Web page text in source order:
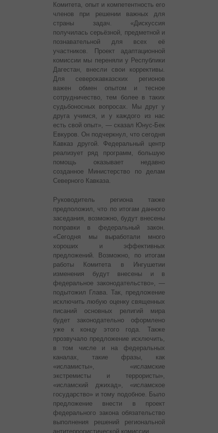
Комитета, опыт и компетентность его
членов при решении важных для
страны задач. «Дискуссия
получилась серьёзной, предметной и
познавательной для всех её
участников. Проект адаптационной
комиссии мы переняли у Республики
Дагестан, внесли свои коррективы.
Для северокавказских регионов
важен обмен опытом и тесное
сотрудничество, тем более в таких
судьбоносных вопросах. Мы друг у
друга учимся, и у каждого из нас
есть свой опыт», — сказал Юнус-Бек
Евкуров. Он подчеркнул, что сегодня
Кавказ другой. Федеральный центр
реализует ряд программ, большую
помощь оказывает недавно
созданное Министерство по делам
Северного Кавказа.
Руководитель региона также
предположил, что по итогам данного
заседания, возможно, будут внесены
поправки в федеральный закон.
«Сегодня мы выработали много
хороших и эффективных
предложений. Возможно, по итогам
работы Комитета в Ингушетии
изменения будут внесены и в
федеральное законодательство», —
подытожил Глава. Так, предложение
исключить любую оценку священных
писаний основных религий мира
будет законодательно оформлено
уже к концу этого года. Также
прозвучало предложение исключить,
в том числе и на федеральных
каналах, такие фразы, как
«исламисты», «исламские
экстремисты и террористы»,
«исламский джихад», «исламское
государство» и тому подобное. Было
предложение внести в проект
федерального закона обязательство
выполнения решений региональной
антитеррористической комиссии.